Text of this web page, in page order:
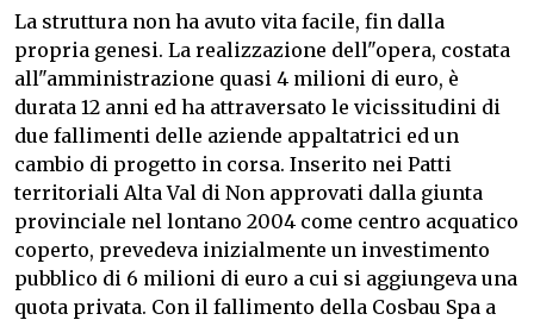
La struttura non ha avuto vita facile, fin dalla
propria genesi. La realizzazione dell"opera, costata
all"amministrazione quasi 4 milioni di euro, è
durata 12 anni ed ha attraversato le vicissitudini di
due fallimenti delle aziende appaltatrici ed un
cambio di progetto in corsa. Inserito nei Patti
territoriali Alta Val di Non approvati dalla giunta
provinciale nel lontano 2004 come centro acquatico
coperto, prevedeva inizialmente un investimento
pubblico di 6 milioni di euro a cui si aggiungeva una
quota privata. Con il fallimento della Cosbau Spa a